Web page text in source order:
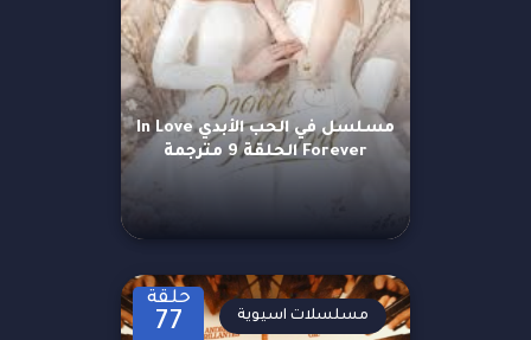
مسلسل في الحب الأبدي In Love
Forever الحلقة 9 مترجمة
حلقة
77 مسلسلات اسيوية